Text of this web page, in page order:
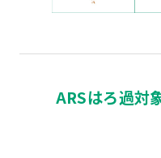
ARSはろ過対